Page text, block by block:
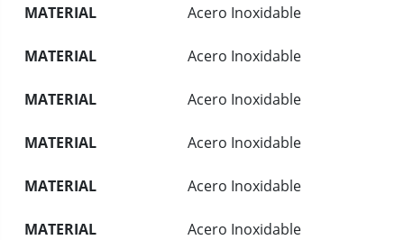
MATERIAL Acero Inoxidable
MATERIAL Acero Inoxidable
MATERIAL Acero Inoxidable
MATERIAL Acero Inoxidable
MATERIAL Acero Inoxidable
MATERIAL Acero Inoxidable